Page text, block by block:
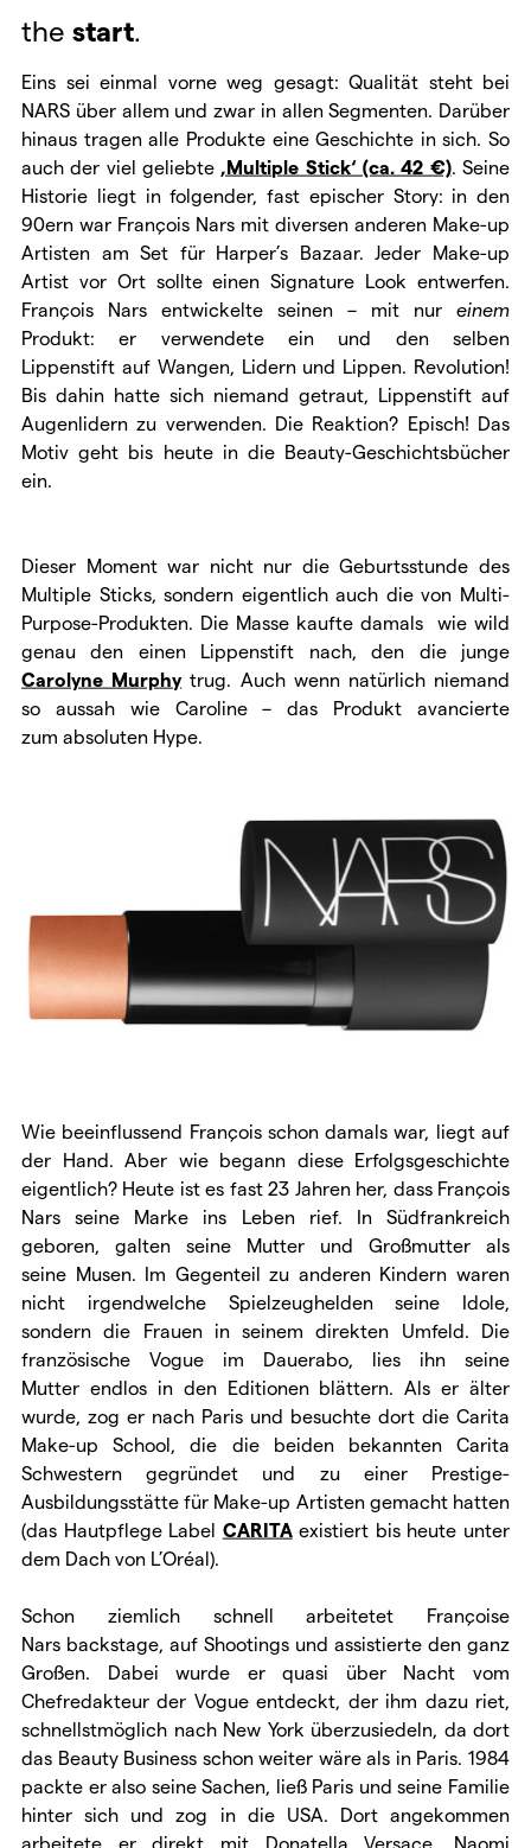
the start.
Eins sei einmal vorne weg gesagt: Qualität steht bei
NARS über allem und zwar in allen Segmenten. Darüber
hinaus tragen alle Produkte eine Geschichte in sich. So
auch der viel geliebte ‚Multiple Stick‘ (ca. 42 €). Seine
Historie liegt in folgender, fast epischer Story: in den
90ern war François Nars mit diversen anderen Make-up
Artisten am Set für Harper’s Bazaar. Jeder Make-up
Artist vor Ort sollte einen Signature Look entwerfen.
François Nars entwickelte seinen – mit nur einem
Produkt: er verwendete ein und den selben
Lippenstift auf Wangen, Lidern und Lippen. Revolution!
Bis dahin hatte sich niemand getraut, Lippenstift auf
Augenlidern zu verwenden. Die Reaktion? Episch! Das
Motiv geht bis heute in die Beauty-Geschichtsbücher
ein.
Dieser Moment war nicht nur die Geburtsstunde des
Multiple Sticks, sondern eigentlich auch die von Multi-
Purpose-Produkten. Die Masse kaufte damals wie wild
genau den einen Lippenstift nach, den die junge
Carolyne Murphytrug. Auch wenn natürlich niemand
so aussah wie Caroline – das Produkt avancierte
zum absoluten Hype.
Wie beeinflussend François schon damals war, liegt auf
der Hand. Aber wie begann diese Erfolgsgeschichte
eigentlich? Heute ist es fast 23 Jahren her, dass François
Nars seine Marke ins Leben rief. In Südfrankreich
geboren, galten seine Mutter und Großmutter als
seine Musen. Im Gegenteil zu anderen Kindern waren
nicht irgendwelche Spielzeughelden seine Idole,
sondern die Frauen in seinem direkten Umfeld. Die
französische Vogue im Dauerabo, lies ihn seine
Mutter endlos in den Editionen blättern. Als er älter
wurde, zog er nach Paris und besuchte dort die Carita
Make-up School, die die beiden bekannten Carita
Schwestern gegründet und zu einer Prestige-
Ausbildungsstätte für Make-up Artisten gemacht hatten
(das Hautpflege Label CARITA existiert bis heute unter
dem Dach von L’Oréal).
Schon ziemlich schnell arbeitetet Françoise
Nars backstage, auf Shootings und assistierte den ganz
Großen. Dabei wurde er quasi über Nacht vom
Chefredakteur der Vogue entdeckt, der ihm dazu riet,
schnellstmöglich nach New York überzusiedeln, da dort
das Beauty Business schon weiter wäre als in Paris. 1984
packte er also seine Sachen, ließ Paris und seine Familie
hinter sich und zog in die USA. Dort angekommen
arbeitete er direkt mit Donatella Versace, Naomi